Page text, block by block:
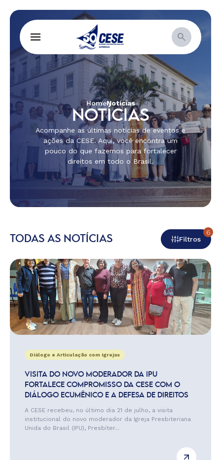
HomeNotícias
NOTÍCIAS
Acompanhe as últimas notícias de eventos e
ações da CESE. Aqui, você encontra um
pouco do que fazemos para fortalecer
direitos em todo o Brasil.
TODAS AS NOTÍCIAS Filtros
6
Diálogo e Articulação com Igrejas
VISITA DO NOVO MODERADOR DA IPU
FORTALECE COMPROMISSO DA CESE COM O
DIÁLOGO ECUMÊNICO E A DEFESA DE DIREITOS
A CESE recebeu, no último dia 21 de julho, a visita
institucional do novo moderador da Igreja Presbiteriana
Unida do Brasil (IPU), Presbíter...